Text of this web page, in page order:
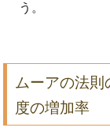
う。
ムーアの法
度の増加率